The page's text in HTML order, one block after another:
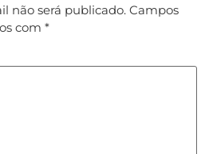
não será publicado. Campos
com *